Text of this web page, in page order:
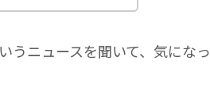
うニュースを聞いて、気になっ